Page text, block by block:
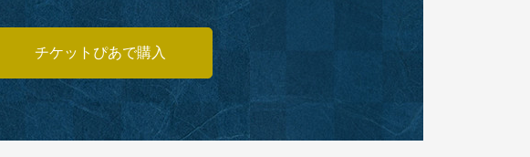
チケットぴあで購入